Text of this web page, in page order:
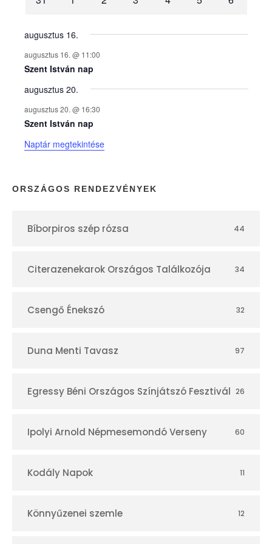
n
y
e
k
n
a
p
r
augusztus 16.
augusztus 16. @ 11:00
Szent István nap
augusztus 20.
augusztus 20. @ 16:30
Szent István nap
Naptár megtekintése
ORSZÁGOS RENDEZVÉNYEK
Bíborpiros szép rózsa 44
Citerazenekarok Országos Találkozója 34
Csengő Énekszó 32
Duna Menti Tavasz 97
Egressy Béni Országos Színjátszó Fesztivál 26
Ipolyi Arnold Népmesemondó Verseny 60
Kodály Napok 11
Könnyűzenei szemle 12